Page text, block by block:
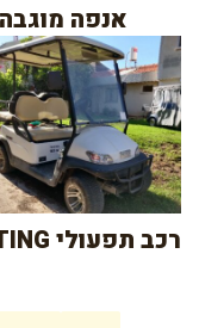
אנפה מוגבה
רכב תפעולי HUNTING